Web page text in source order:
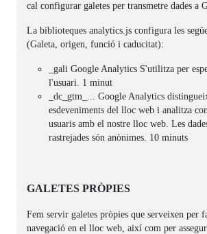
cal configurar galetes per transmetre dades a
La biblioteques analytics.js configura les
(Galeta, origen, funció i caducitat):
_gali Google Analytics S'utilitza per
l'usuari. 1 minut
_dc_gtm_... Google Analytics
esdeveniments del lloc web i analitza
usuaris amb el nostre lloc web. Les
rastrejades són anònimes. 10 minuts
GALETES PRÒPIES
Fem servir galetes pròpies que serveixen per
navegació en el lloc web, així com per